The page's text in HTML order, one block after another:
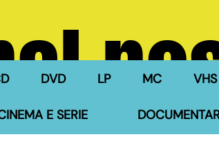
DVD LP MC VHS
E SERIE